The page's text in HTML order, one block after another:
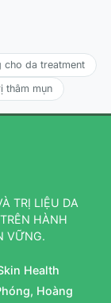
cho da treatment
thâm mụn
TRỊ LIỆU DA
HÀNH
VỮNG.
Health
Hoàng